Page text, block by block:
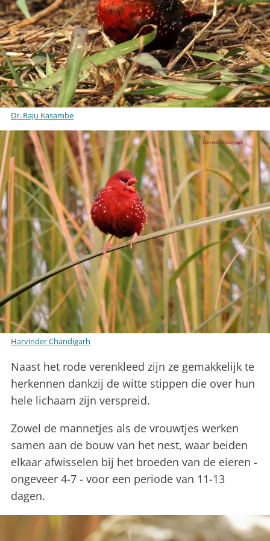
Dr. Raju Kasambe
Harvinder Chandigarh
Naast het rode verenkleed zijn ze gemakkelijk te
herkennen dankzij de witte stippen die over hun
hele lichaam zijn verspreid.
Zowel de mannetjes als de vrouwtjes werken
samen aan de bouw van het nest, waar beiden
elkaar afwisselen bij het broeden van de eieren -
ongeveer 4-7 - voor een periode van 11-13
dagen.